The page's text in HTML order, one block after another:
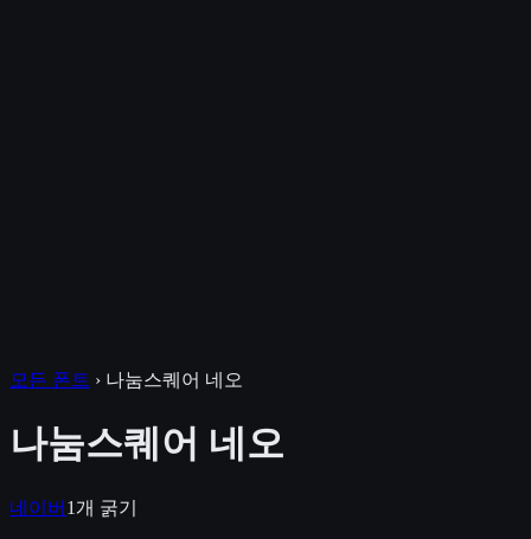
모든 폰트 › 나눔스퀘어 네오
나눔스퀘어 네오
네이버 1 개 굵기